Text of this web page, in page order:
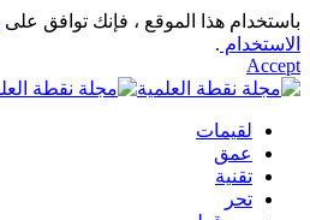
باستخدام هذا الموقع ، فإنك توافق على
الاستخدام .
Accept
لقيمات
عمق
تقنية
تحر